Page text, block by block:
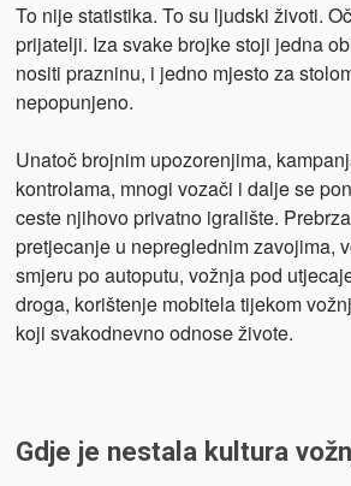
To nije statistika. To su ljudski životi.
prijatelji. Iza svake brojke stoji jedna
nositi prazninu, i jedno mjesto za
nepopunjeno.
Unatoč brojnim upozorenjima,
kontrolama, mnogi vozači i dalje se
ceste njihovo privatno igralište.
pretjecanje u nepreglednim zavojima,
smjeru po autoputu, vožnja pod
droga, korištenje mobitela tijekom
koji svakodnevno odnose živote.
Gdje je nestala kultura